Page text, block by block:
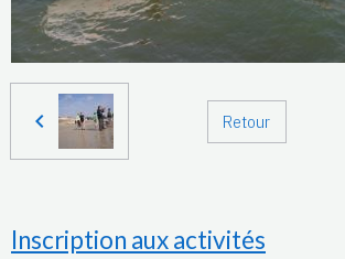
Retour
Inscription aux activités